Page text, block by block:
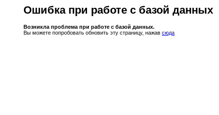
Ошибка при работе с базой данных
Возникла проблема при работе с базой данных.
Вы можете попробовать обновить эту страницу, нажав сюда